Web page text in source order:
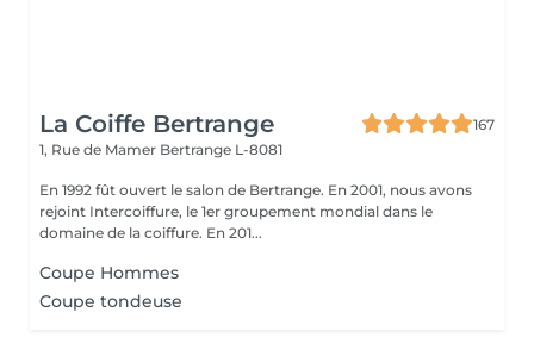
La Coiffe Bertrange
167
1, Rue de Mamer Bertrange L-8081
En 1992 fût ouvert le salon de Bertrange. En 2001, nous avons
rejoint Intercoiffure, le 1er groupement mondial dans le
domaine de la coiffure. En 201...
Coupe Hommes
Coupe tondeuse